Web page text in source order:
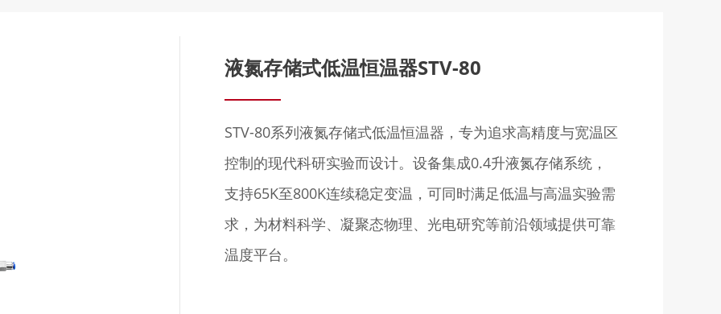
液氮存储式低温恒温器STV-80
STV-80系列液氮存储式低温恒温器，专为追求高精度与宽温区
控制的现代科研实验而设计。设备集成0.4升液氮存储系统，
支持65K至800K连续稳定变温，可同时满足低温与高温实验需
求，为材料科学、凝聚态物理、光电研究等前沿领域提供可靠
温度平台。